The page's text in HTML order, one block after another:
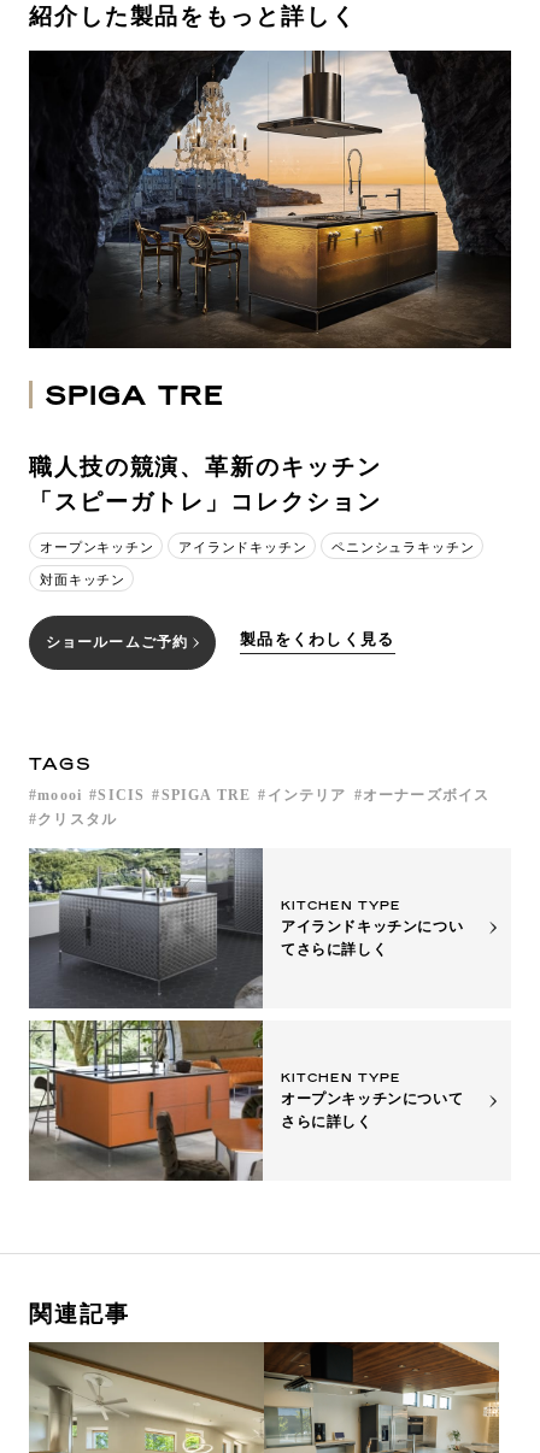
紹介した製品をもっと詳しく
SPIGA TRE
職人技の競演、革新のキッチン
「スピーガトレ」コレクション
オープンキッチン アイランドキッチン ペニンシュラキッチン
対面キッチン
ショールームご予約 製品をくわしく見る
TAGS
moooi SICIS SPIGA TRE インテリア
オーナーズボイス
クリスタル
KITCHEN TYPE
アイランドキッチンについ
て さらに詳しく
KITCHEN TYPE
オープンキッチンについて
さらに詳しく
関連記事